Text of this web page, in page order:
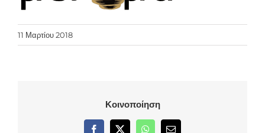
11 Μαρτίου 2018
Κοινοποίηση